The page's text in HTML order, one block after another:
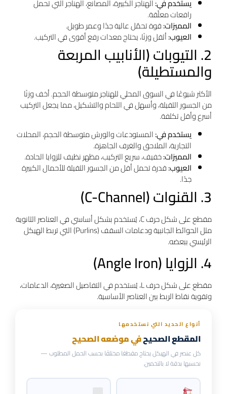
يستخدم في:الهناجر الكبيرة، المصانع، الهناجر التي تحمل
رافعات معلّقة.
المميزات:قوة تحمّل عالية جدًا وعمر طويل.
العيوب:أثقل وزنًا، يحتاج معدات رفع أقوى في التركيب.
2. التيوبات (الأنابيب المربعة
والمستطيلة)
الأكثر شيوعًا في السوق المحلي للهناجر متوسطة الحجم. أخف وزنًا
من الجسور الثقيلة، وأسهل في اللحام والتشكيل، مما يجعل التركيب
أسرع وأقل تكلفة.
يستخدم في:المستودعات والورش متوسطة الحجم، المحلات
التجارية، الملاحق والغرف الجاهزة.
المميزات:خفيف، سريع التركيب، مظهر نظيف للزوايا الحادة.
العيوب:قدرة تحمل أقل من الجسور الثقيلة للأحمال الكبيرة
جدًا.
3. القنوات (C-Channel)
مقطع على شكل حرف C، يُستخدم بشكل أساسي في العناصر الثانوية
مثل الحوائط الجانبية ودعامات السقف (Purlins) التي تربط الهيكل
الرئيسي ببعضه.
4. الزوايا (Angle Iron)
مقطع على شكل حرف L، يُستخدم في التفاصيل الصغيرة، الدعامات،
وتقوية نقاط الربط بين العناصر الأساسية.
أنواع الحديد التي نستخدمها
المقطع الصحيحفي موضعه الصحيح
كل عنصر في الهيكل يحتاج مقطعًا مختلفًا بحسب الحمل المطلوب —
نحسبها بدقة لا بالتخمين.